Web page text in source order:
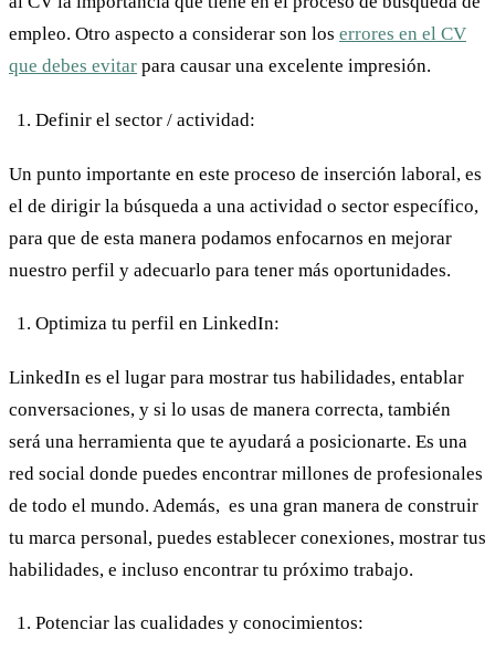
empleo. Otro aspecto a considerar son los errores en el CV
que debes evitar para causar una excelente impresión.
Definir el sector / actividad:
Un punto importante en este proceso de inserción laboral, es
el de dirigir la búsqueda a una actividad o sector específico,
para que de esta manera podamos enfocarnos en mejorar
nuestro perfil y adecuarlo para tener más oportunidades.
Optimiza tu perfil en LinkedIn:
LinkedIn es el lugar para mostrar tus habilidades, entablar
conversaciones, y si lo usas de manera correcta, también
será una herramienta que te ayudará a posicionarte. Es una
red social donde puedes encontrar millones de profesionales
de todo el mundo. Además, es una gran manera de construir
tu marca personal, puedes establecer conexiones, mostrar tus
habilidades, e incluso encontrar tu próximo trabajo.
Potenciar las cualidades y conocimientos: